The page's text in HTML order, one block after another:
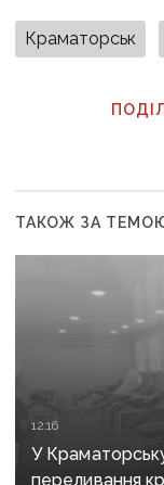
Краматорськ
ТАКОЖ ЗА
12:16
У Краматорську
переливання